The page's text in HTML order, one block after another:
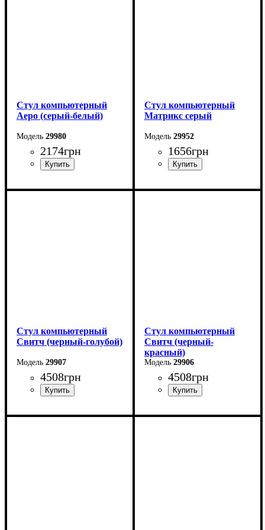
Стул компьютерный
Аеро (серый-белый)
29980
2174грн
Стул компьютерный
Матрикс серый
29952
1656грн
Стул компьютерный
Свитч (черный-голубой)
29907
4508грн
Стул компьютерный
Свитч (черный-
красный)
29906
4508грн